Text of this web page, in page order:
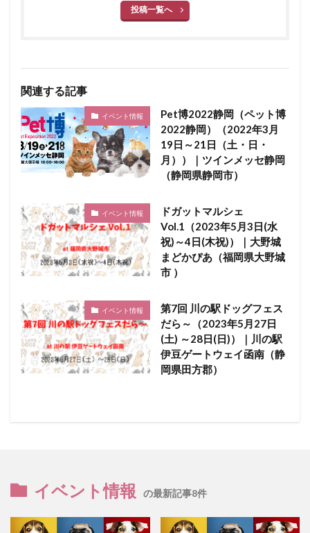
投稿一覧へ
関連する記事
イベント情報
Pet博2022静岡（ペット博
2022静岡）（2022年3月
19日～21日（土・日・
月））｜ツインメッセ静岡
（静岡県静岡市）
イベント情報
ドガットマルシェ
Vol.1（2023年5月3日(水
祝)～4日(木祝)）｜大野城
まどかぴあ（福岡県大野城
市 ）
イベント情報
第7回 川の駅ドッグフェス
だら～（2023年5月27日
(土) ～28日(日)）｜川の駅
伊豆ゲートウェイ函南（静
岡県田方郡）
イベント情報 の最新記事8件